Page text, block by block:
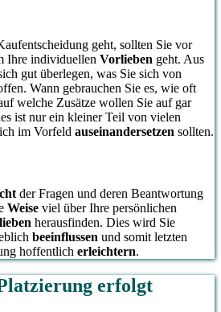
geht, sollten Sie vor
Ihre individuellen Vorlieben geht. Aus
gut überlegen, was Sie sich von
Wann gebrauchen Sie es, wie oft
welche Zusätze wollen Sie auf gar
ist nur ein kleiner Teil von vielen
im Vorfeld auseinandersetzen sollten.
der Fragen und deren Beantwortung
Weise viel über Ihre persönlichen
herausfinden. Dies wird Sie
beeinflussen und somit letzten
hoffentlich erleichtern.
erfolgt